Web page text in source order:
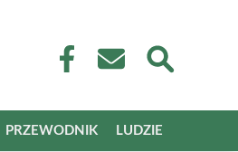
PRZEWODNIK LUDZIE